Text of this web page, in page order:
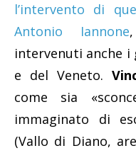
l’intervento di
Antonio Iannone
intervenuti anche i
e del Veneto.
come sia
immaginato di
(Vallo di Diano,